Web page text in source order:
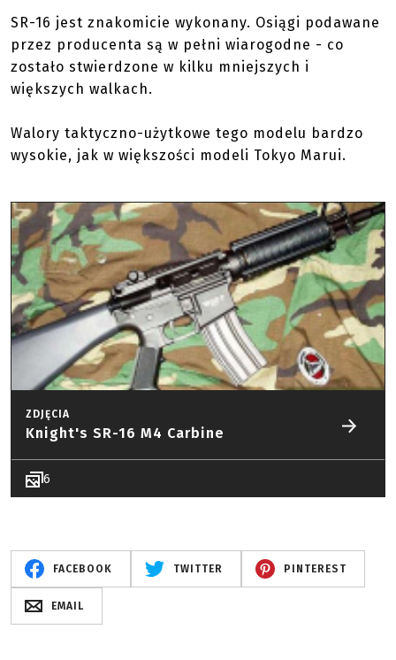
SR-16 jest znakomicie wykonany. Osiągi podawane
przez producenta są w pełni wiarogodne - co
zostało stwierdzone w kilku mniejszych i
większych walkach.
Walory taktyczno-użytkowe tego modelu bardzo
wysokie, jak w większości modeli Tokyo Marui.
ZDJĘCIA
Knight's SR-16 M4 Carbine
6
FACEBOOK TWITTER PINTEREST
EMAIL